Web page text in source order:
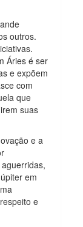
outros.
Áries é ser
e expõem
com
que
suas
e a
em
e